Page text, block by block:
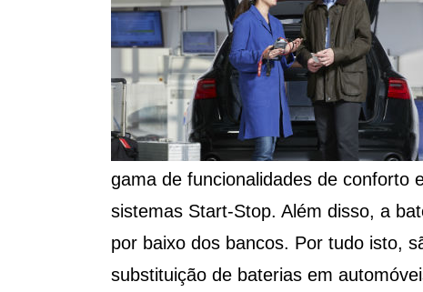
gama de funcionalidades de conforto
sistemas Start-Stop. Além disso, a
por baixo dos bancos. Por tudo isto,
substituição de baterias em